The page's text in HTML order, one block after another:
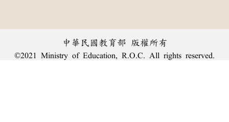
中華民國教育部 版權所有
©2021 Ministry of Education, R.O.C. All rights reserved.